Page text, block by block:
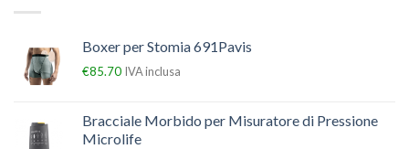
Boxer per Stomia 691Pavis
€85.70 IVA inclusa
Bracciale Morbido per Misuratore di Pressione
Microlife